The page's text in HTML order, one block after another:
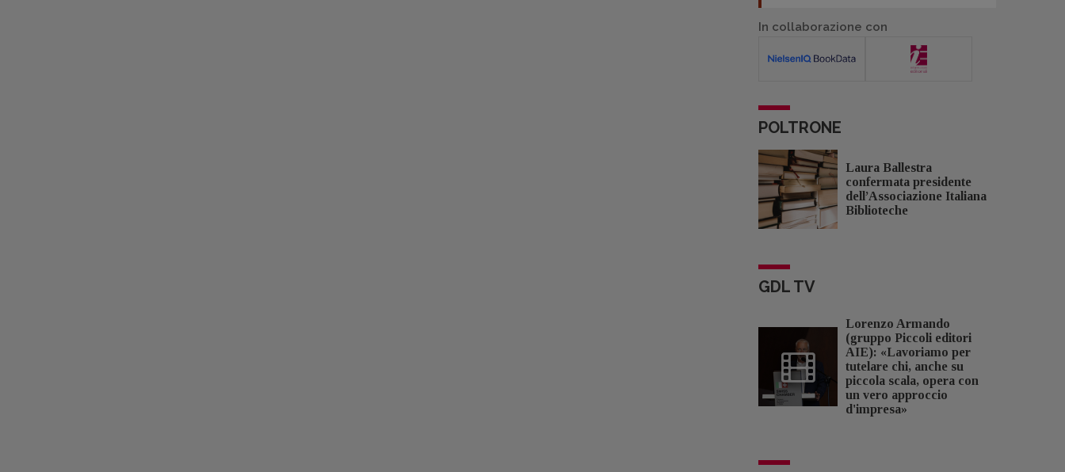
In collaborazione con
POLTRONE
Laura Ballestra
confermata presidente
dell’Associazione Italiana
Biblioteche
GDL TV
Lorenzo Armando
(gruppo Piccoli editori
AIE): «Lavoriamo per
tutelare chi, anche su
piccola scala, opera con
un vero approccio
d'impresa»